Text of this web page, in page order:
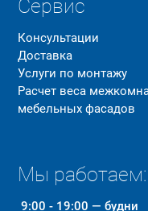
Сервис
Консультации
Доставка
Услуги по монтажу
Расчет веса
мебельных фасадов
Мы работаем:
9:00 - 19:00 — будни